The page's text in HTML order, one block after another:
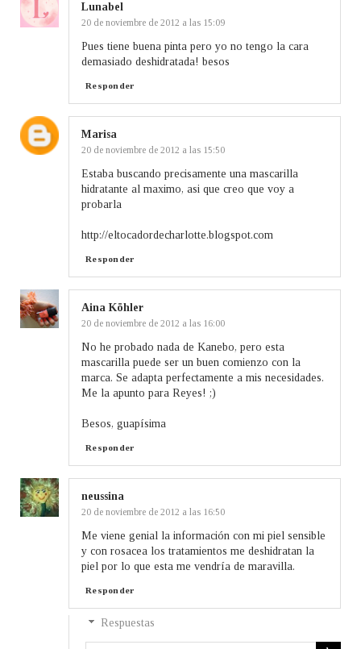
Lunabel
20 de noviembre de 2012 a las 15:09
Pues tiene buena pinta pero yo no tengo la cara
demasiado deshidratada! besos
Responder
Marisa
20 de noviembre de 2012 a las 15:50
Estaba buscando precisamente una mascarilla
hidratante al maximo, asi que creo que voy a
probarla
http://eltocadordecharlotte.blogspot.com
Responder
Aina Köhler
20 de noviembre de 2012 a las 16:00
No he probado nada de Kanebo, pero esta
mascarilla puede ser un buen comienzo con la
marca. Se adapta perfectamente a mis necesidades.
Me la apunto para Reyes! ;)
Besos, guapísima
Responder
neussina
20 de noviembre de 2012 a las 16:50
Me viene genial la información con mi piel sensible
y con rosacea los tratamientos me deshidratan la
piel por lo que esta me vendría de maravilla.
Responder
Respuestas